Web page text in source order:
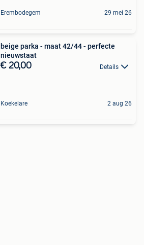
Erembodegem 29 mei 26
beige parka - maat 42/44 - perfecte
nieuwstaat
€ 20,00 Details
Koekelare 2 aug 26